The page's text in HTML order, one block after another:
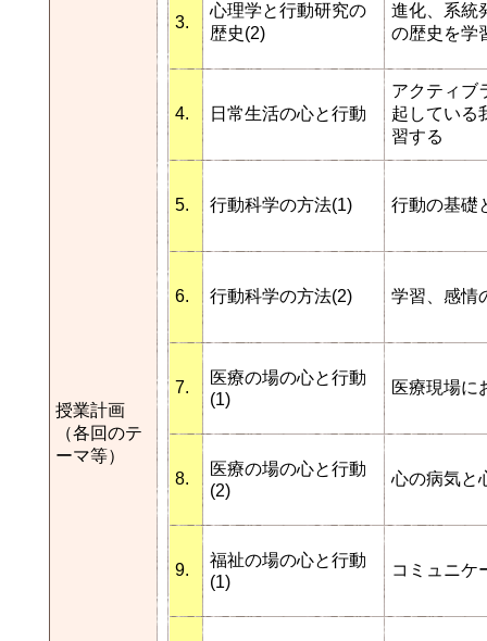
授業計画
（各回のテ
ーマ等）
3.
心理学と行動研究の
歴史(2)
進化、系統
の歴史を学
4. 日常生活の心と行動
アクティブ
起している
習する
5. 行動科学の方法(1) 行動の基礎
6. 行動科学の方法(2) 学習、感情
7.
医療の場の心と行動
(1)
医療現場に
8.
医療の場の心と行動
(2)
心の病気と
9.
福祉の場の心と行動
(1)
コミュニケ